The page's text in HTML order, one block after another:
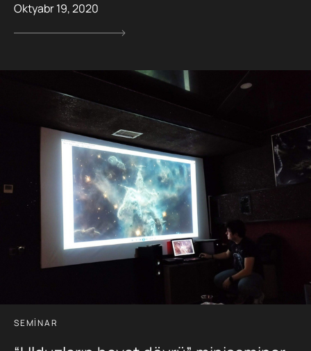
Oktyabr 19, 2020
SEMINAR